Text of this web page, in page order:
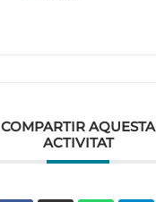
COMPARTIR AQUESTA
ACTIVITAT